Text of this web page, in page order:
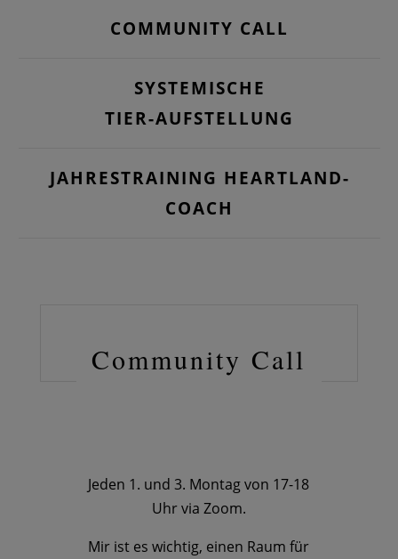
COMMUNITY CALL
SYSTEMISCHE
TIER-AUFSTELLUNG
JAHRESTRAINING HEARTLAND-
COACH
Community Call
Jeden 1. und 3. Montag von 17-18
Uhr via Zoom.
Mir ist es wichtig, einen Raum für